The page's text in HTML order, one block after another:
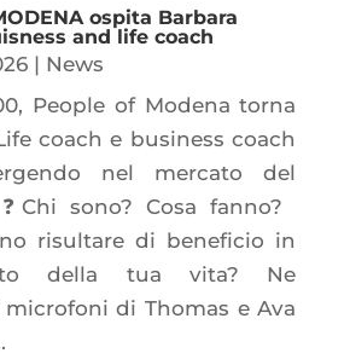
ospita Barbara
and life coach
| News
People of Modena torna
coach e business coach
nel mercato del
sono? Cosa fanno?
risultare di beneficio in
della tua vita? Ne
di Thomas e Ava